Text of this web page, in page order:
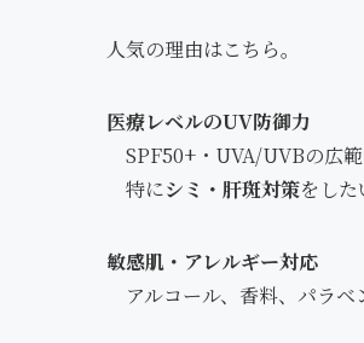
人気の理由はこちら。
医療レベルのUV防御力
SPF50+・UVA/UVBの広範
特にシミ・肝斑対策をした
敏感肌・アレルギー対応
アルコール、香料、パラ